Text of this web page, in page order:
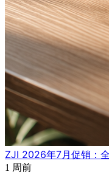
ZJI 2026年7月促销：
1 周前